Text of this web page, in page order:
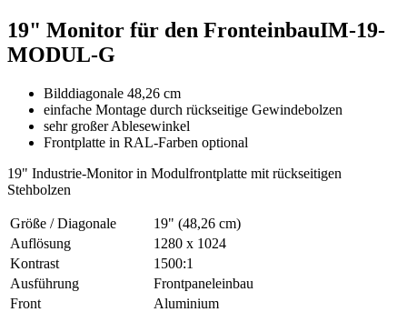
19" Monitor für den FronteinbauIM-19-
MODUL-G
Bilddiagonale 48,26 cm
einfache Montage durch rückseitige Gewindebolzen
sehr großer Ablesewinkel
Frontplatte in RAL-Farben optional
19" Industrie-Monitor in Modulfrontplatte mit rückseitigen
Stehbolzen
Größe / Diagonale
19" (48,26 cm)
Auflösung
1280 x 1024
Kontrast
1500:1
Ausführung
Frontpaneleinbau
Front
Aluminium